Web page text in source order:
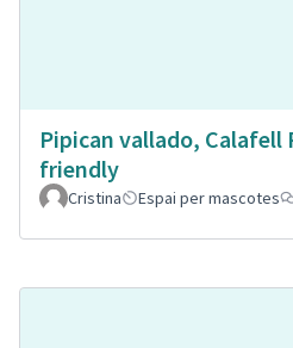
Pipican vallado, Calafell
friendly
Cristina
Espai per mascotes